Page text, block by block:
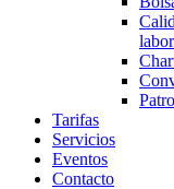
Tarifas
Servicios
Eventos
Contacto